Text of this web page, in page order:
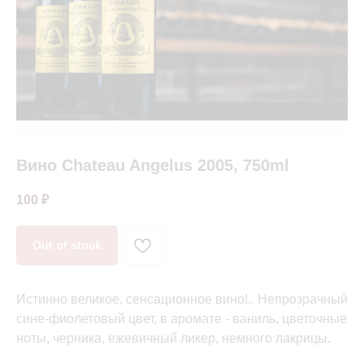
Вино Chateau Angelus 2005, 750ml
100 ₽
Истинно великое, сенсационное вино!.. Непрозрачный
сине-фиолетовый цвет, в аромате - ваниль, цветочные
ноты, черника, ежевичный ликер, немного лакрицы.